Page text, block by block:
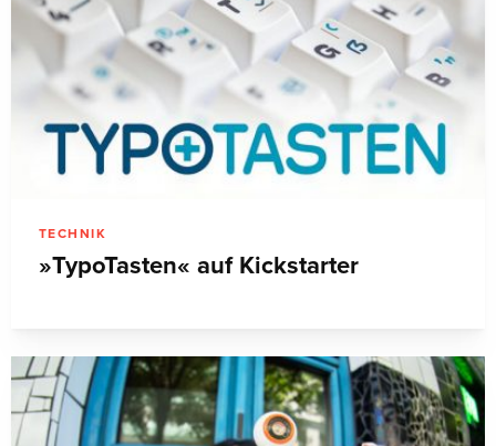
TECHNIK
»TypoTasten« auf Kickstarter